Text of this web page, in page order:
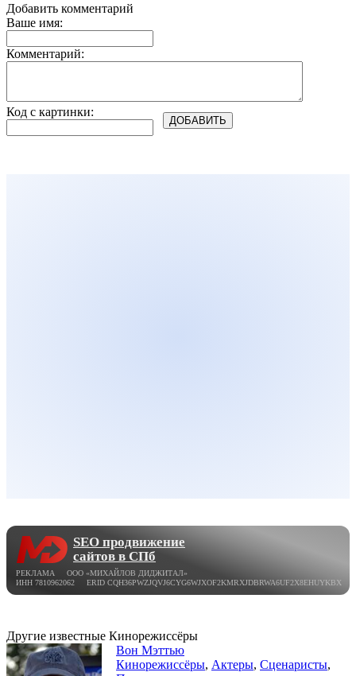
Добавить комментарий
Ваше имя:
Комментарий:
Код с картинки:
SEO продвижение
сайтов в СПб
РЕКЛАМА ООО «МИХАЙЛОВ ДИДЖИТАЛ»
ИНН 7810962062 ERID CQH36PWZJQVJ6CYG6WJXOF2KMRXJDBRWA6UF2X8EHUYKBX
Другие известные Кинорежиссёры
Вон Мэттью
Кинорежиссёры, Актеры, Сценаристы,